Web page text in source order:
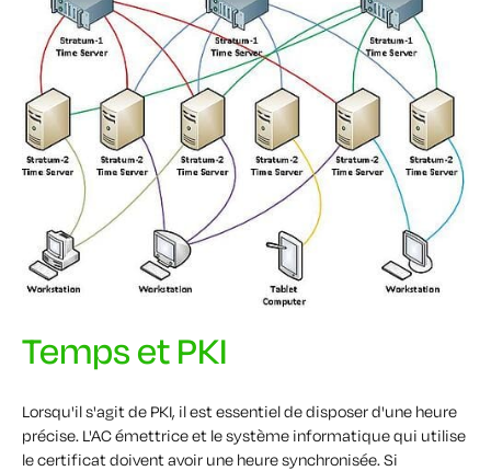
Temps et PKI
Lorsqu'il s'agit de PKI, il est essentiel de disposer d'une heure
précise. L'AC émettrice et le système informatique qui utilise
le certificat doivent avoir une heure synchronisée. Si